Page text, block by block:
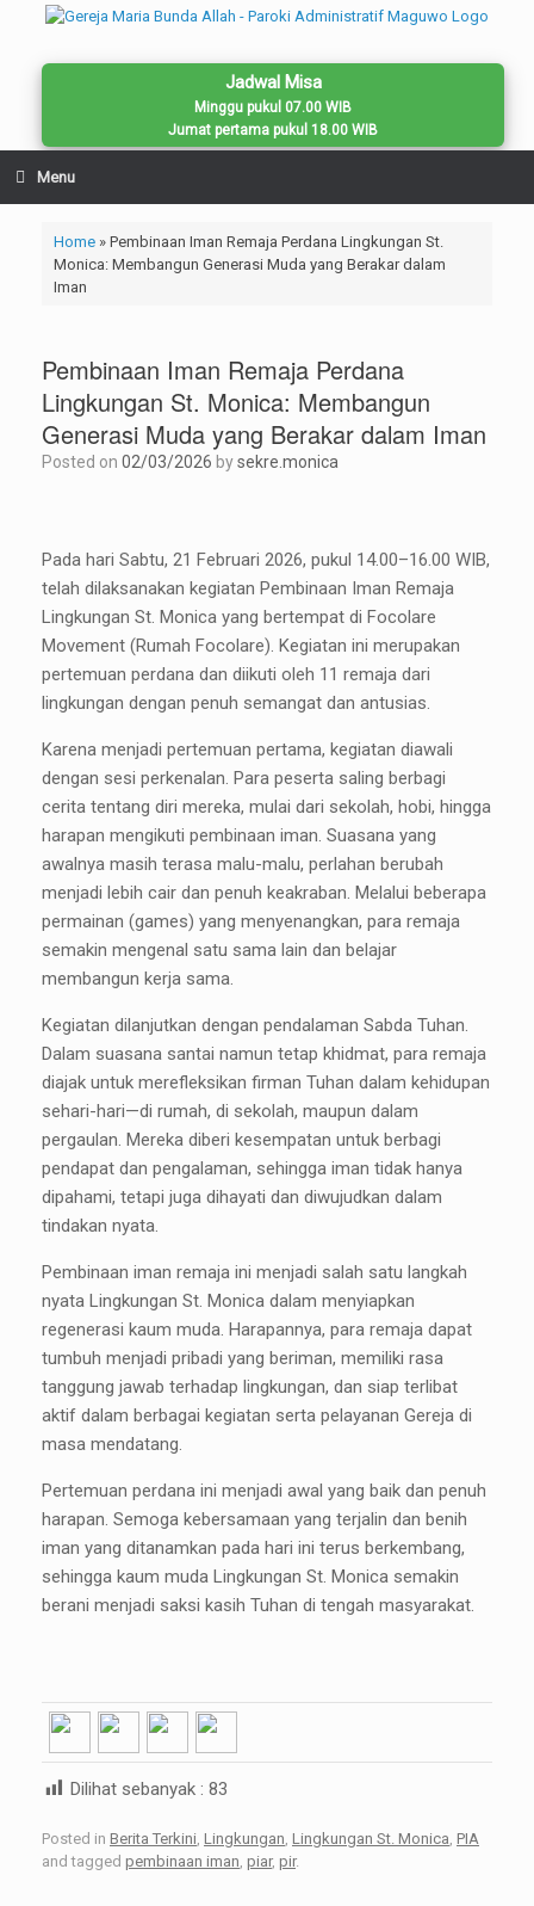
Jadwal Misa
Minggu pukul 07.00 WIB
Jumat pertama pukul 18.00 WIB
Menu
Home» Pembinaan Iman Remaja Perdana Lingkungan St.
Monica: Membangun Generasi Muda yang Berakar dalam
Iman
Pembinaan Iman Remaja Perdana
Lingkungan St. Monica: Membangun
Generasi Muda yang Berakar dalam Iman
Posted on 02/03/2026 bysekre.monica
Pada hari Sabtu, 21 Februari 2026, pukul 14.00–16.00 WIB,
telah dilaksanakan kegiatan Pembinaan Iman Remaja
Lingkungan St. Monica yang bertempat di Focolare
Movement (Rumah Focolare). Kegiatan ini merupakan
pertemuan perdana dan diikuti oleh 11 remaja dari
lingkungan dengan penuh semangat dan antusias.
Karena menjadi pertemuan pertama, kegiatan diawali
dengan sesi perkenalan. Para peserta saling berbagi
cerita tentang diri mereka, mulai dari sekolah, hobi, hingga
harapan mengikuti pembinaan iman. Suasana yang
awalnya masih terasa malu-malu, perlahan berubah
menjadi lebih cair dan penuh keakraban. Melalui beberapa
permainan (games) yang menyenangkan, para remaja
semakin mengenal satu sama lain dan belajar
membangun kerja sama.
Kegiatan dilanjutkan dengan pendalaman Sabda Tuhan.
Dalam suasana santai namun tetap khidmat, para remaja
diajak untuk merefleksikan firman Tuhan dalam kehidupan
sehari-hari—di rumah, di sekolah, maupun dalam
pergaulan. Mereka diberi kesempatan untuk berbagi
pendapat dan pengalaman, sehingga iman tidak hanya
dipahami, tetapi juga dihayati dan diwujudkan dalam
tindakan nyata.
Pembinaan iman remaja ini menjadi salah satu langkah
nyata Lingkungan St. Monica dalam menyiapkan
regenerasi kaum muda. Harapannya, para remaja dapat
tumbuh menjadi pribadi yang beriman, memiliki rasa
tanggung jawab terhadap lingkungan, dan siap terlibat
aktif dalam berbagai kegiatan serta pelayanan Gereja di
masa mendatang.
Pertemuan perdana ini menjadi awal yang baik dan penuh
harapan. Semoga kebersamaan yang terjalin dan benih
iman yang ditanamkan pada hari ini terus berkembang,
sehingga kaum muda Lingkungan St. Monica semakin
berani menjadi saksi kasih Tuhan di tengah masyarakat.
Dilihat sebanyak : 83
Posted in Berita Terkini Lingkungan Lingkungan St. Monica PIA
and tagged pembinaan iman piar, pir.